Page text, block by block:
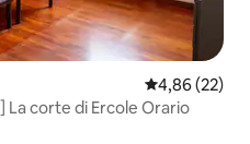
4,86 (22)
[Zentrum keine ZTL, Garage] La corte di Ercole Orario